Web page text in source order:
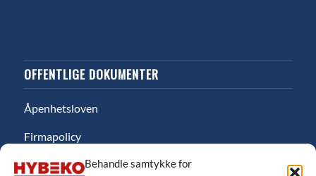
Behandle samtykke for
OFFENTLIGE DOKUMENTER
Åpenhetsloven
Firmapolicy
Miljø